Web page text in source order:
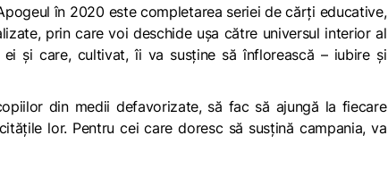
în 2020 este completarea seriei de cărți educative,
prin care voi deschide ușa către universul interior al
și care, cultivat, îi va susține să înflorească – iubire și
din medii defavorizate, să fac să ajungă la fiecare
lor. Pentru cei care doresc să susțină campania, va